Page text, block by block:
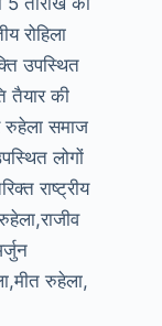
रोहिला
उपस्थित
तैयार की
रुहेला समाज
लोगों
राष्ट्रीय
रुहेला,